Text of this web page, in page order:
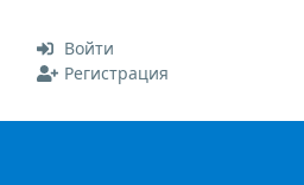
Войти
Регистрация